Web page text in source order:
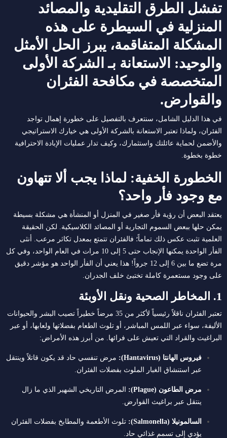
تفشل الطرق التقليدية والمصائد
المنزلية في السيطرة على هذه
المشكلة المتفاقمة، يبرز الحل الأمثل
والوحيد: الاستعانة بـ الشركة الأولى
المتخصصة في مكافحة الفئران
والقوارض.
في هذا الدليل الشامل، سنتعرف بالتفصيل على خطورة إهمال تواجد
الفئران، ولماذا تعتبر الاستعانة بالشركة الأولى هي خيارك الاستراتيجي
والأضمن لحماية عائلتك واستثمارك، وكيف تدار عمليات الإبادة الاحترافية
خطوة بخطوة.
الخطورة الخفية: لماذا يجب ألا تتهاون
مع وجود فأر واحد؟
يعتقد البعض أن رؤية فأر صغير في المنزل أو المنشأة هي مشكلة بسيطة
يمكن حلها ببعض السموم التجارية أو المصائد الكلاسيكية. لكن الحقيقة
العلمية تثبت عكس ذلك تماماً؛ فالفئران تتمتع بمعدل تكاثر مرعب. أنثى
الفأر الواحدة يمكنها الإنجاب حتى 5 إلى 10 مرات في العام الواحد، وفي كل
مرة تضع ما بين 6 إلى 12 جرواً! هذا يعني أن الفأر الواحد هو مؤشر دقيق
على وجود مستعمرة كاملة تختبئ خلف الجدران.
1. المخاطر الصحية ونقل الأوبئة
تعتبر الفئران ناقلاً رئيسياً لأكثر من 35 مرضاً خطيراً تصيب البشر والحيوانات
الأليفة، سواء عبر اللمس المباشر، أو تلوث الطعام بفضلاتها ولعابها، أو عبر
البراغيث والقراد التي تعيش على فرائها. من أبرز هذه الأمراض:
فيروس الهانتا (Hantavirus):
مرض تنفسي حاد قد يكون قاتلاً وينتقل
عبر استنشاق الغبار الملوث بفضلات الفئران.
مرض الطاعون (Plague):
المرض التاريخي الشهير الذي ما زال
ينتقل عبر براغيث القوارض.
السالمونيلا (Salmonella):
تلوث الأطعمة والمطابخ بفضلات الفئران
يؤدي إلى تسمم غذائي حاد.